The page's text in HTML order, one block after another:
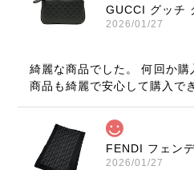
2026/01/27
綺麗な商品でした。 何回か購
商品も綺麗で安心して購入で
2026/01/27